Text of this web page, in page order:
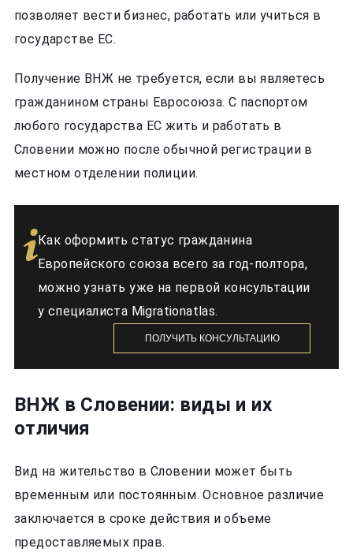
позволяет вести бизнес, работать или учиться в
государстве ЕС.
Получение ВНЖ не требуется, если вы являетесь
гражданином страны Евросоюза. С паспортом
любого государства ЕС жить и работать в
Словении можно после обычной регистрации в
местном отделении полиции.
Как оформить статус гражданина
Европейского союза всего за год-полтора,
можно узнать уже на первой консультации
у специалиста Migrationatlas.
ПОЛУЧИТЬ КОНСУЛЬТАЦИЮ
ВНЖ в Словении: виды и их
отличия
Вид на жительство в Словении может быть
временным или постоянным. Основное различие
заключается в сроке действия и объеме
предоставляемых прав.